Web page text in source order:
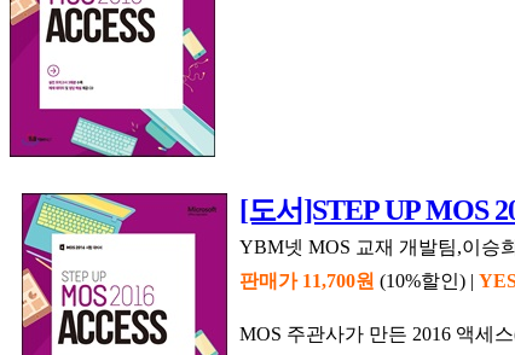
[도서]STEP UP MOS
YBM넷 MOS 교재 개발팀,이승
판매가 11,700원 (10%할인) |
MOS 주관사가 만든 2016 액세